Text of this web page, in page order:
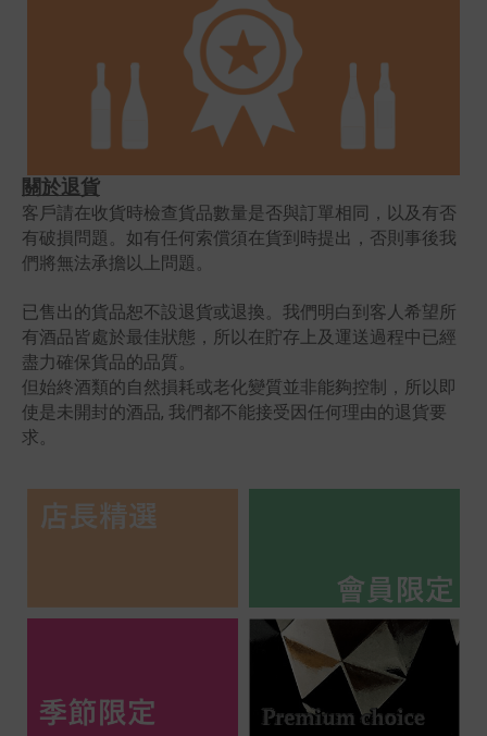
關於退貨
客戶請在收貨時檢查貨品數量是否與訂單相同，以及有否
有破損問題。如有任何索償須在貨到時提出，否則事後我
們將無法承擔以上問題。
已售出的貨品恕不設退貨或退換。我們明白到客人希望所
有酒品皆處於最佳狀態，所以在貯存上及運送過程中已經
盡力確保貨品的品質。
但始終酒類的自然損耗或老化變質並非能夠控制，所以即
使是未開封的酒品, 我們都不能接受因任何理由的退貨要
求。